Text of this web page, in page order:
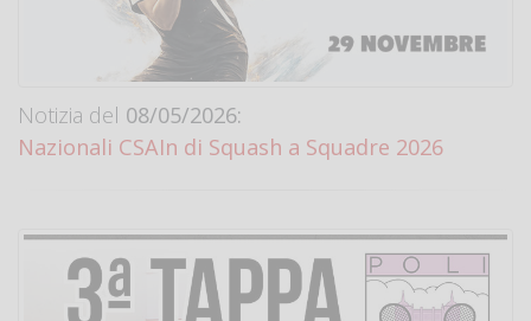
Notizia del 08/05/2026:
Nazionali CSAIn di Squash a Squadre 2026